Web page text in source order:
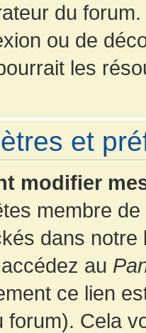
du
ou de
les
et
modifier
membre
dans
au
ce lien
forum). Cela